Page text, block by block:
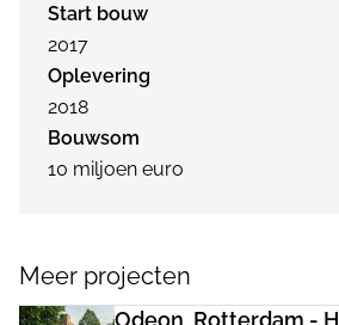
Start bouw
2017
Oplevering
2018
Bouwsom
10 miljoen euro
Meer projecten
Odeon, Rotterdam -